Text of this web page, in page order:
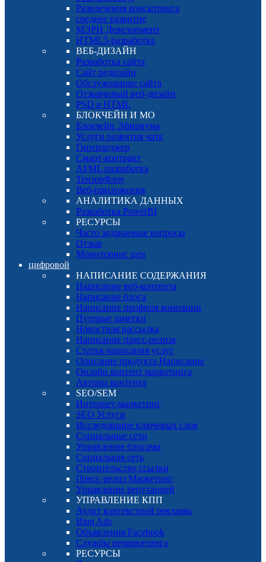
Развлечения консалтинга
среднее развитие
МЭРН Девелопмент
HTML5-разработка
ВЕБ-ДИЗАЙН
Разработка сайта
Сайт редизайн
Обслуживание сайта
Отзывчивый веб-дизайн
PSD в HTML
БЛОКЧЕЙН И МО
Блокчейн Эфириума
Услуги развития чата
Гиперледжер
Смарт-контракт
AI/ML разработка
ТензорФлоу
Веб-приложения
АНАЛИТИКА ДАННЫХ
Разработка PowerBI
РЕСУРСЫ
Часто задаваемые вопросы
Отзыв
Мониторинг цен
цифровой
НАПИСАНИЕ СОДЕРЖАНИЯ
Написание веб-контента
Написание блога
Написание профиля компании
Путевые заметки
Новостная рассылка
Написание пресс-релиза
Статья написания услуг
Описание продукта Написание
Онлайн контент маркетинга
Авторы контента
SEO/SEM
Интернет-маркетинг
SEO Услуги
Исследование ключевых слов
Социальные сети
Управление блогами
Социальная сеть
Строительство ссылки
Пресс-релиз Маркетинг
Управление репутацией
УПРАВЛЕНИЕ КПП
Аудит контекстной рекламы
Bing Ads
Объявления Facebook
Службы ремаркетинга
РЕСУРСЫ